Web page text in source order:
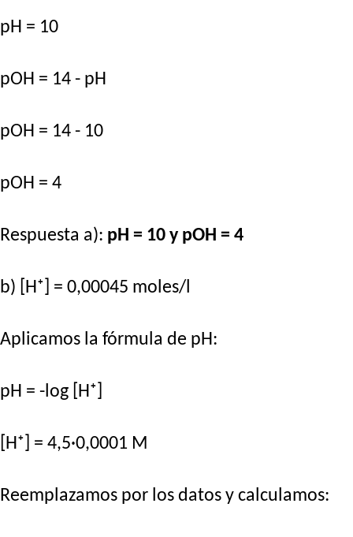
pH = 10
pOH = 14 - pH
pOH = 14 - 10
pOH = 4
Respuesta a): pH = 10 y pOH = 4
b) [H⁺] = 0,00045 moles/l
Aplicamos la fórmula de pH:
pH = -log [H⁺]
[H⁺] = 4,5·0,0001 M
Reemplazamos por los datos y calculamos: